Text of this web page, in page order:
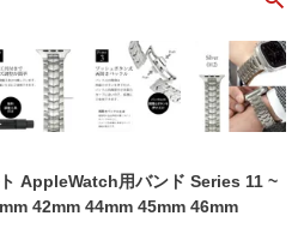
AppleWatch用バンド Series 11 ~
42mm 44mm 45mm 46mm